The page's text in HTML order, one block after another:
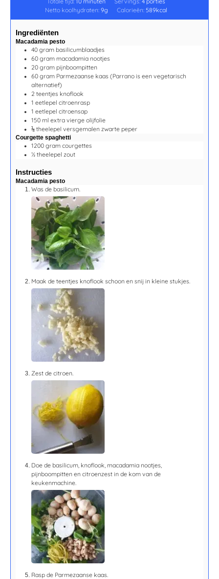
Netto koolhydraten: 9g Calorieën: 589kcal
Ingrediënten
Macadamia pesto
40 gram basilicumblaadjes
60 gram macadamia nootjes
20 gram pijnboompitten
60 gram Parmezaanse kaas (Parrano is een vegetarisch
alternatief)
2 teentjes knoflook
1 eetlepel citroenrasp
1 eetlepel citroensap
150 ml extra vierge olijfolie
⅛ theelepel versgemalen zwarte peper
Courgette spaghetti
1200 gram courgettes
½ theelepel zout
Instructies
Macadamia pesto
Was de basilicum.
Maak de teentjes knoflook schoon en snij in kleine stukjes.
Zest de citroen.
Doe de basilicum, knoflook, macadamia nootjes,
pijnboompitten en citroenzest in de kom van de
keukenmachine.
Rasp de Parmezaanse kaas.